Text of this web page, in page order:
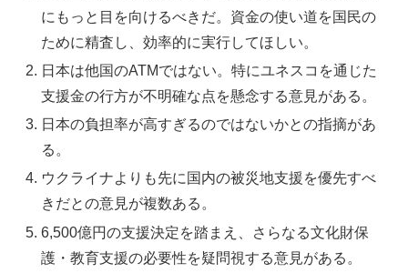
にもっと目を向けるべきだ。資金の使い道を国民の
ために精査し、効率的に実行してほしい。
日本は他国のATMではない。特にユネスコを通じた
支援金の行方が不明確な点を懸念する意見がある。
日本の負担率が高すぎるのではないかとの指摘があ
る。
ウクライナよりも先に国内の被災地支援を優先すべ
きだとの意見が複数ある。
6,500億円の支援決定を踏まえ、さらなる文化財保
護・教育支援の必要性を疑問視する意見がある。